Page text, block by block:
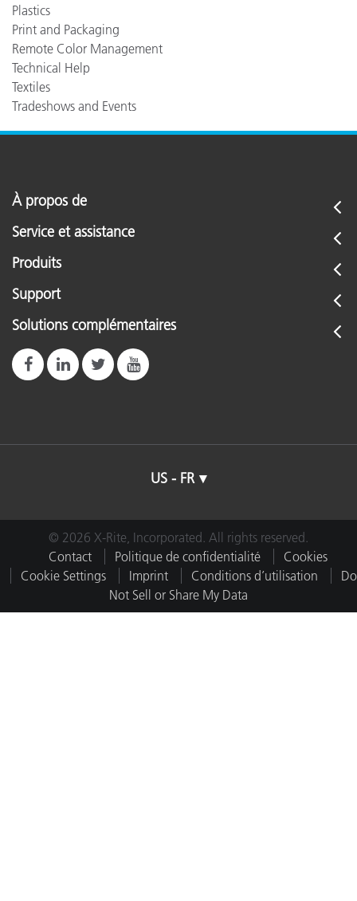
Plastics
Print and Packaging
Remote Color Management
Technical Help
Textiles
Tradeshows and Events
À propos de
Service et assistance
Produits
Support
Solutions complémentaires
US - FR
© 2026 X-Rite, Incorporated. All rights reserved.
Contact
Politique de confidentialité
Cookies
Cookie Settings
Imprint Conditions d’utilisation
Do
Not Sell or Share My Data